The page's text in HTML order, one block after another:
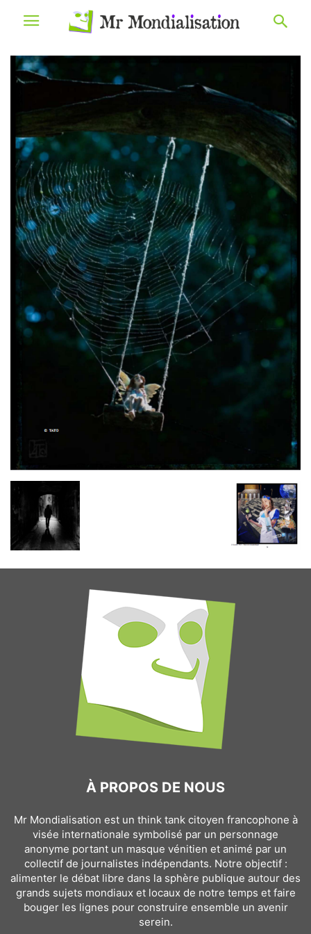
À PROPOS DE NOUS
Mr Mondialisation est un think tank citoyen francophone à
visée internationale symbolisé par un personnage
anonyme portant un masque vénitien et animé par un
collectif de journalistes indépendants. Notre objectif :
alimenter le débat libre dans la sphère publique autour des
grands sujets mondiaux et locaux de notre temps et faire
bouger les lignes pour construire ensemble un avenir
serein.